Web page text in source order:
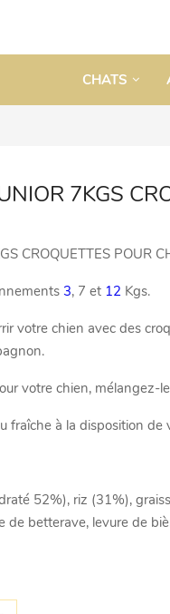
CHATS
7KGS
CROQUETTES POUR
3, 7 et 12 Kgs.
votre chien avec des
votre chien, mélangez-
fraîche à la disposition de
52%), riz (31%),
betterave, levure de